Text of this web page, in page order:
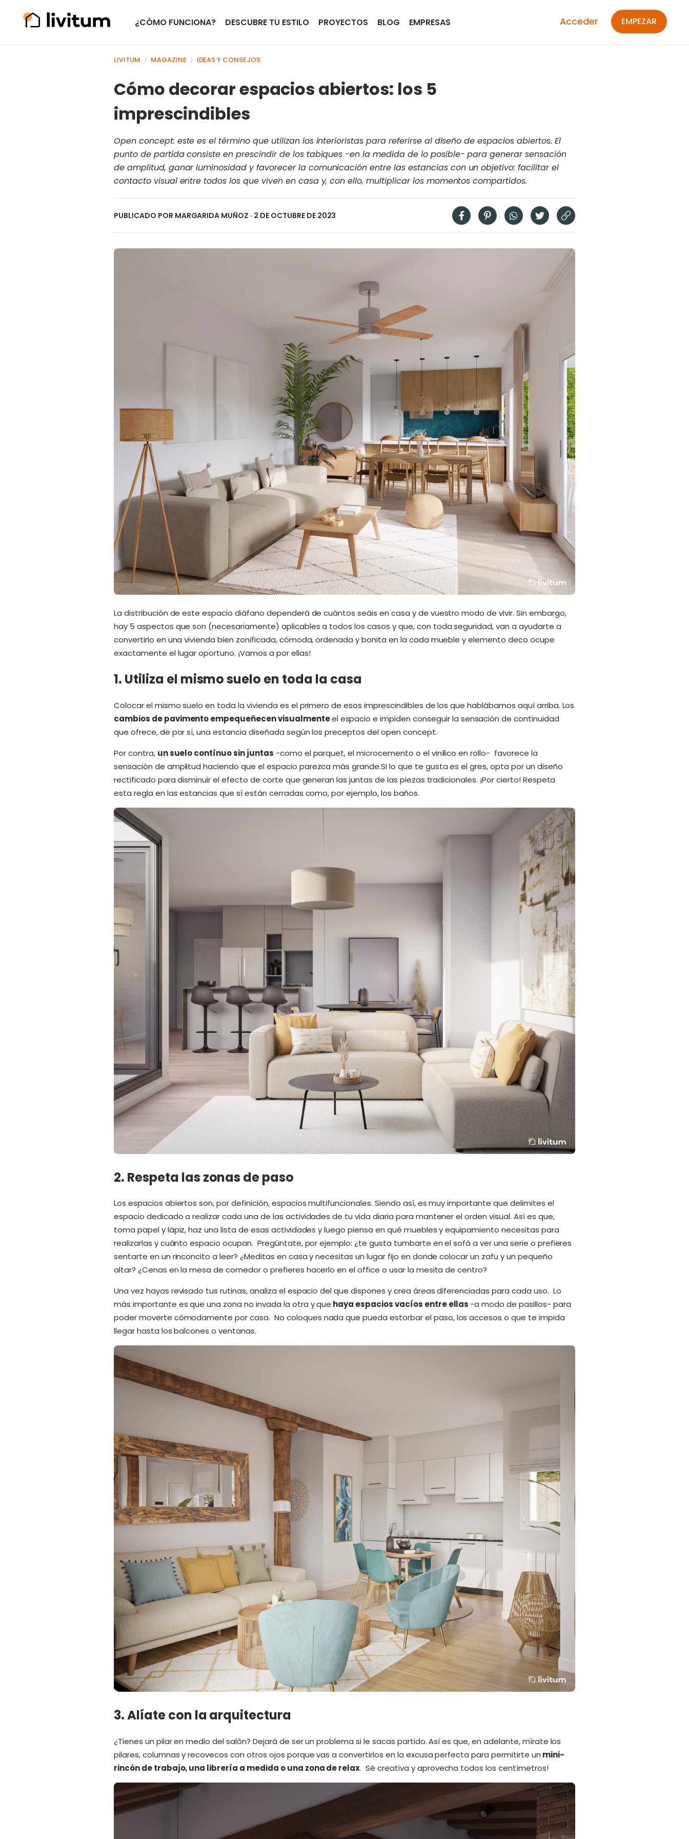
¿CÓMO FUNCIONA? DESCUBRE TU ESTILO PROYECTOS BLOG EMPRESAS EMPEZAR
Acceder
LIVITUM / MAGAZINE / IDEAS Y CONSEJOS
Cómo decorar espacios abiertos: los 5
imprescindibles
Open concept: este es el término que utilizan los interioristas para referirse al diseño de espacios abiertos. El
punto de partida consiste en prescindir de los tabiques -en la medida de lo posible- para generar sensación
de amplitud, ganar luminosidad y favorecer la comunicación entre las estancias con un objetivo: facilitar el
contacto visual entre todos los que viven en casa y, con ello, multiplicar los momentos compartidos.
PUBLICADO POR MARGARIDA MUÑOZ · 2 DE OCTUBRE DE 2023
La distribución de este espacio diáfano dependerá de cuántos seáis en casa y de vuestro modo de vivir. Sin embargo,
hay 5 aspectos que son (necesariamente) aplicables a todos los casos y que, con toda seguridad, van a ayudarte a
convertirlo en una vivienda bien zonificada, cómoda, ordenada y bonita en la cada mueble y elemento deco ocupe
exactamente el lugar oportuno. ¡Vamos a por ellas!
1. Utiliza el mismo suelo en toda la casa
Colocar el mismo suelo en toda la vivienda es el primero de esos imprescindibles de los que hablábamos aquí arriba. Los
cambios de pavimento empequeñecen visualmenteel espacio e impiden conseguir la sensación de continuidad
que ofrece, de por sí, una estancia diseñada según los preceptos del open concept.
Por contra, un suelo contínuo sin juntas -como el parquet, el microcemento o el vinílico en rollo- favorece la
sensación de amplitud haciendo que el espacio parezca más grande.Si lo que te gusta es el gres, opta por un diseño
rectificado para disminuir el efecto de corte que generan las juntas de las piezas tradicionales. ¡Por cierto! Respeta
esta regla en las estancias que sí están cerradas como, por ejemplo, los baños.
2. Respeta las zonas de paso
Los espacios abiertos son, por definición, espacios multifuncionales. Siendo así, es muy importante que delimites el
espacio dedicado a realizar cada una de las actividades de tu vida diaria para mantener el orden visual. Así es que,
toma papel y lápiz, haz una lista de esas actividades y luego piensa en qué muebles y equipamiento necesitas para
realizarlas y cuánto espacio ocupan. Pregúntate, por ejemplo: ¿te gusta tumbarte en el sofá a ver una serie o prefieres
sentarte en un rinconcito a leer? ¿Meditas en casa y necesitas un lugar fijo en donde colocar un zafu y un pequeño
altar? ¿Cenas en la mesa de comedor o prefieres hacerlo en el office o usar la mesita de centro?
Una vez hayas revisado tus rutinas, analiza el espacio del que dispones y crea áreas diferenciadas para cada uso. Lo
más importante es que una zona no invada la otra y que haya espacios vacíos entre ellas -a modo de pasillos- para
poder moverte cómodamente por casa. No coloques nada que pueda estorbar el paso, los accesos o que te impida
llegar hasta los balcones o ventanas.
3. Alíate con la arquitectura
¿Tienes un pilar en medio del salón? Dejará de ser un problema si le sacas partido. Así es que, en adelante, mírate los
pilares, columnas y recovecos con otros ojos porque vas a convertirlos en la excusa perfecta para permitirte un mini-
rincón de trabajo, una librería a medida o una zona de relax. Sé creativa y aprovecha todos los centímetros!